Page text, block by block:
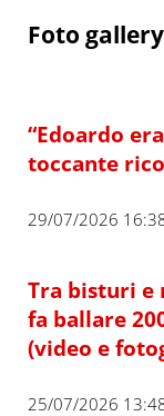
Foto gallery
“Edoardo
toccante
29/07/2026
Tra bisturi e
fa ballare
(video e
25/07/2026